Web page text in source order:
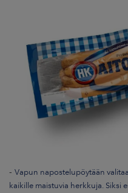
- Vapun napostelupöytään
kaikille maistuvia herkkuja. Siksi